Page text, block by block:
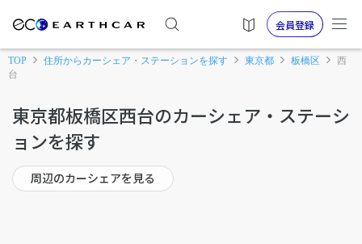
会員登録
TOP 住所からカーシェア・ステーションを探す 東京都 板橋区
西
台
東京都板橋区西台のカーシェア・ステーシ
ョンを探す
周辺のカーシェアを見る